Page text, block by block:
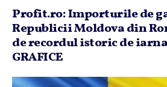
Profit.ro: Importurile de
Republicii Moldova din
de recordul istoric de
GRAFICE